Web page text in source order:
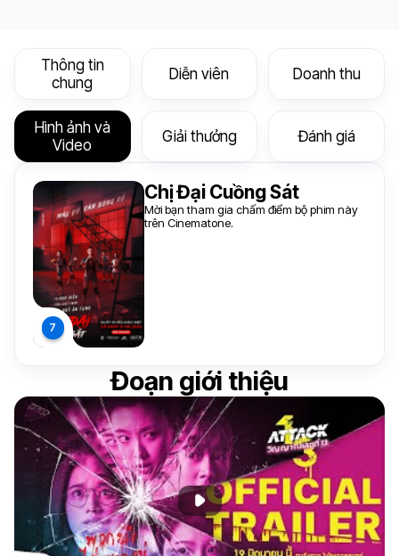
Thông tin
chung
Diễn viên Doanh thu
Hình ảnh và
Video
Giải thưởng Đánh giá
Đoạn giới thiệu
Phát đoạn giới thiệu
Chị Đại Cuồng Sát
Mời bạn tham gia chấm điểm bộ phim này
trên Cinematone.